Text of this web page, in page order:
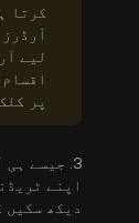
کرتا
پر
3. جیسے
دیکھ سکیں